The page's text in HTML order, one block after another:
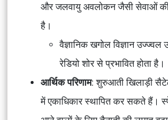
और जलवायु अवलोकन जैसी सेवाओं की
है।
वैज्ञानिक खगोल विज्ञान
रेडियो शोर से प्रभावित होता है।
आर्थिक परिणाम: शुरुआती खिलाड़ी
में एकाधिकार स्थापित कर सकते हैं।